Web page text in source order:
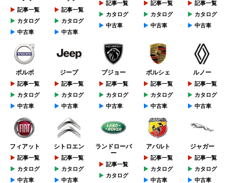
記事一覧
カタログ
中古車
記事一覧
カタログ
中古車
記事一覧
カタログ
中古車
記事一覧
カタログ
中古車
記事一覧
カタログ
中古車
ボルボ
記事一覧
カタログ
中古車
ジープ
記事一覧
カタログ
中古車
プジョー
記事一覧
カタログ
中古車
ポルシェ
記事一覧
カタログ
中古車
ルノー
記事一覧
カタログ
中古車
フィアット
記事一覧
カタログ
中古車
シトロエン
記事一覧
カタログ
中古車
ランドローバ
ー
記事一覧
カタログ
アバルト
記事一覧
カタログ
中古車
ジャガー
記事一覧
カタログ
中古車